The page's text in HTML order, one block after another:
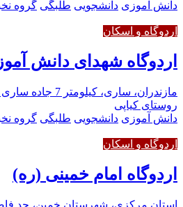
دانش آموزی دانشجویی طلبگی گروه
اردوگاه و اسکان
اردوگاه شهدای دانش
مازندران، ساری،
روستای کیاپی
دانش آموزی دانشجویی طلبگی گروه
اردوگاه و اسکان
اردوگاه امام خمینی (ره)
استان مرکزی، شهرستان خمین، حد